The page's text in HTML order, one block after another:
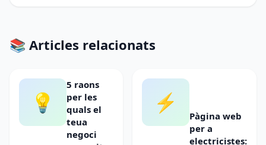
📚 Articles relacionats
💡
5 raons
per les
quals el
teua
negoci
⚡
Pàgina web
per a
electricistes: